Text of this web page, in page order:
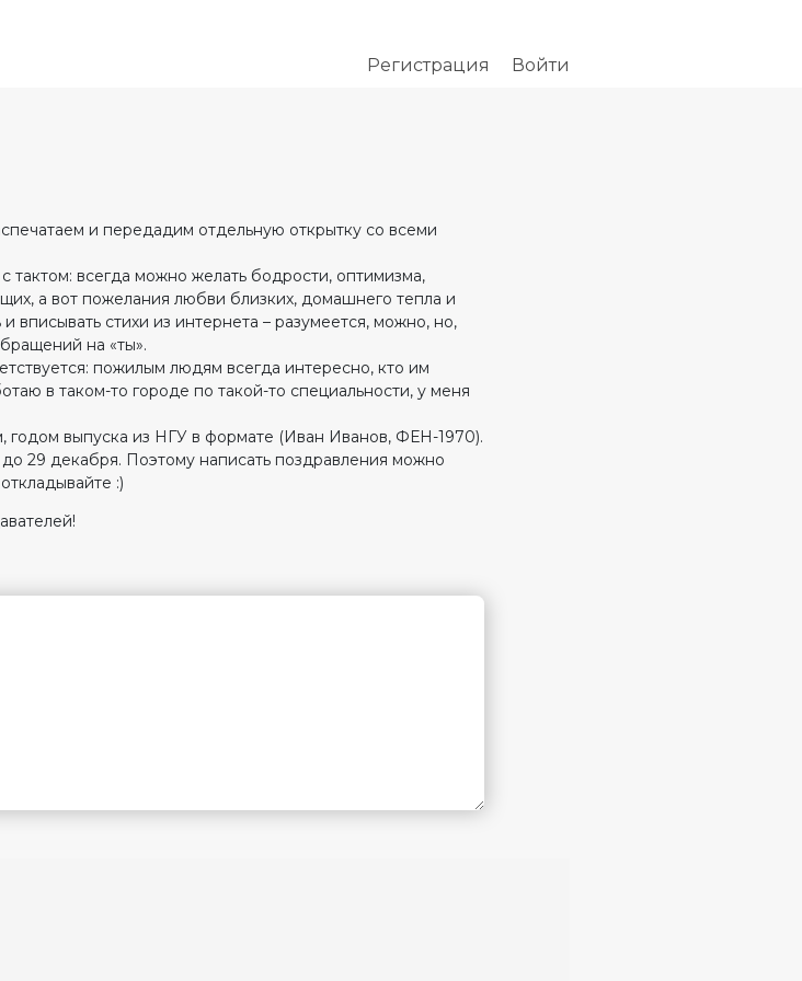
Регистрация Войти
и передадим отдельную открытку со всеми
всегда можно желать бодрости, оптимизма,
а вот пожелания любви близких, домашнего тепла и
вписывать стихи из интернета – разумеется, можно, но,
на «ты».
пожилым людям всегда интересно, кто им
в таком-то городе по такой-то специальности, у меня
годом выпуска из НГУ в формате (Иван Иванов, ФЕН-1970).
29 декабря. Поэтому написать поздравления можно
:)